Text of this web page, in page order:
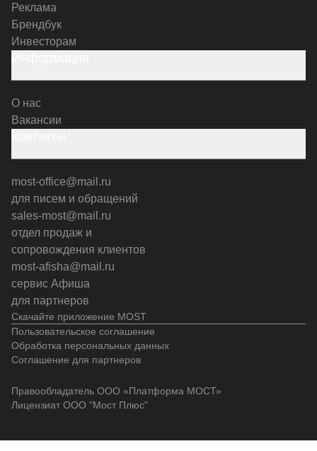
Скачайте приложение MOST
Реклама
Брендбук
Инвесторам
О нас
Вакансии
most-office@mail.ru
для писем и обращений
sales-most@mail.ru
отдел продаж и
сопровождения клиентов
most-afisha@mail.ru
сервис Афиша
для партнеров
Пользовательское соглашение
Обработка персональных данных
Соглашение для партнеров
Правообладатель ООО «Платформа МОСТ»
Лицензиат ООО "Мост Плюс"